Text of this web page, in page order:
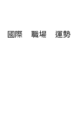
國際 職場 運勢